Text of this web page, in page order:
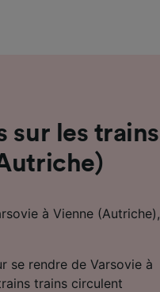
sur les trains
à Vienne (Autriche),
se rendre de Varsovie à
trains circulent